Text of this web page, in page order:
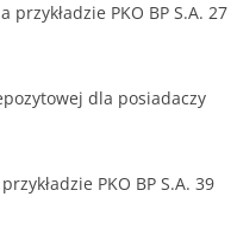
PKO BP S.A. 27
dla posiadaczy
PKO BP S.A. 39